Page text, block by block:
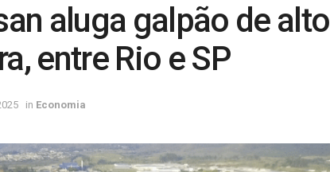
aluga galpão de alto
entre Rio e SP
in Economia